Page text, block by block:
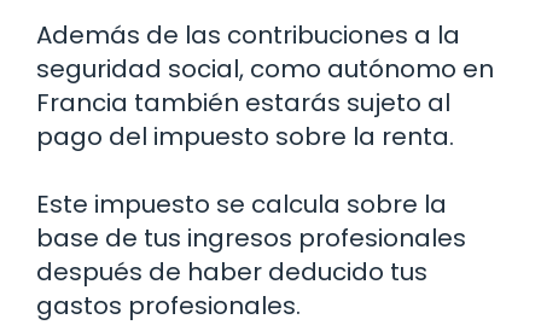
Además de las contribuciones a la
seguridad social, como autónomo en
Francia también estarás sujeto al
pago del impuesto sobre la renta.
Este impuesto se calcula sobre la
base de tus ingresos profesionales
después de haber deducido tus
gastos profesionales.